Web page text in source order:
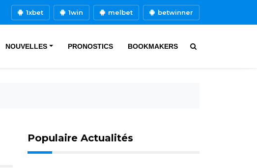
1xbet 1win melbet betwinner
NOUVELLES PRONOSTICS BOOKMAKERS
Populaire Actualités